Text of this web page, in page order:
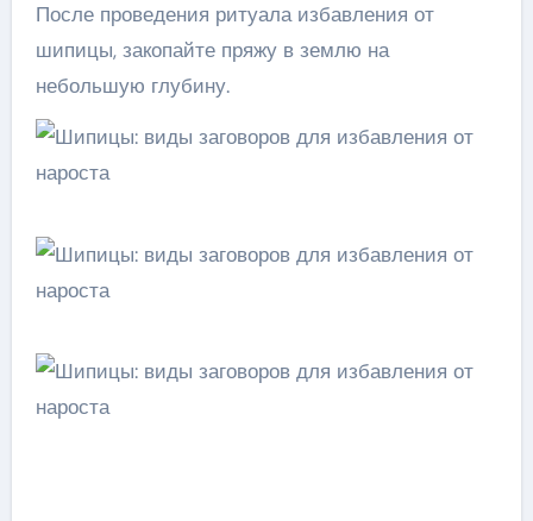
После проведения ритуала избавления от
шипицы, закопайте пряжу в землю на
небольшую глубину.